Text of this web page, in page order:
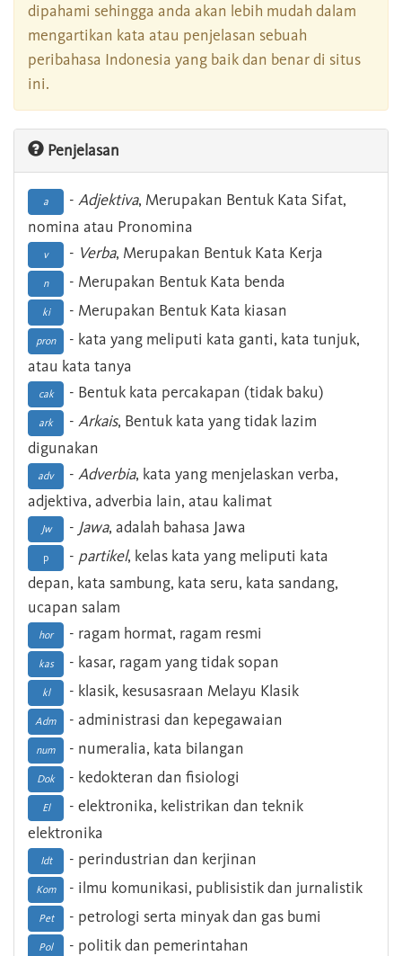
dipahami sehingga anda akan lebih mudah dalam
mengartikan kata atau penjelasan sebuah
peribahasa Indonesia yang baik dan benar di situs
ini.
Penjelasan
a - Adjektiva, Merupakan Bentuk Kata Sifat,
nomina atau Pronomina
v - Verba, Merupakan Bentuk Kata Kerja
n - Merupakan Bentuk Kata benda
ki - Merupakan Bentuk Kata kiasan
pron
- kata yang meliputi kata ganti, kata tunjuk,
atau kata tanya
cak - Bentuk kata percakapan (tidak baku)
ark - Arkais, Bentuk kata yang tidak lazim
digunakan
adv - Adverbia, kata yang menjelaskan verba,
adjektiva, adverbia lain, atau kalimat
Jw - Jawa, adalah bahasa Jawa
p - partikel, kelas kata yang meliputi kata
depan, kata sambung, kata seru, kata sandang,
ucapan salam
hor - ragam hormat, ragam resmi
kas - kasar, ragam yang tidak sopan
kl - klasik, kesusasraan Melayu Klasik
Adm - administrasi dan kepegawaian
num - numeralia, kata bilangan
Dok - kedokteran dan fisiologi
El
- elektronika, kelistrikan dan teknik
elektronika
Idt - perindustrian dan kerjinan
Kom - ilmu komunikasi, publisistik dan jurnalistik
Pet - petrologi serta minyak dan gas bumi
Pol - politik dan pemerintahan